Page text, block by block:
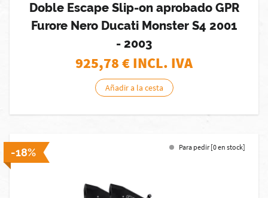
Doble Escape Slip-on aprobado GPR
Furore Nero Ducati Monster S4 2001
- 2003
925,78€ INCL. IVA
Añadir a la cesta
-18% Para pedir [0 en stock]